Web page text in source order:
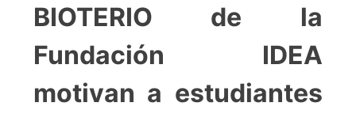
BIOTERIO de la
Fundación IDEA
motivan a estudiantes